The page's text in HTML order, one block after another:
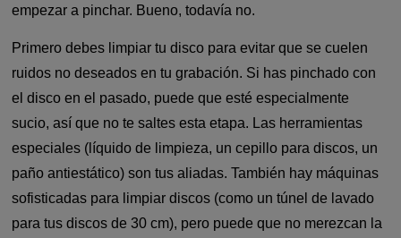
empezar a pinchar. Bueno, todavía no.
Primero debes limpiar tu disco para evitar que se cuelen
ruidos no deseados en tu grabación. Si has pinchado con
el disco en el pasado, puede que esté especialmente
sucio, así que no te saltes esta etapa. Las herramientas
especiales (líquido de limpieza, un cepillo para discos, un
paño antiestático) son tus aliadas. También hay máquinas
sofisticadas para limpiar discos (como un túnel de lavado
para tus discos de 30 cm), pero puede que no merezcan la